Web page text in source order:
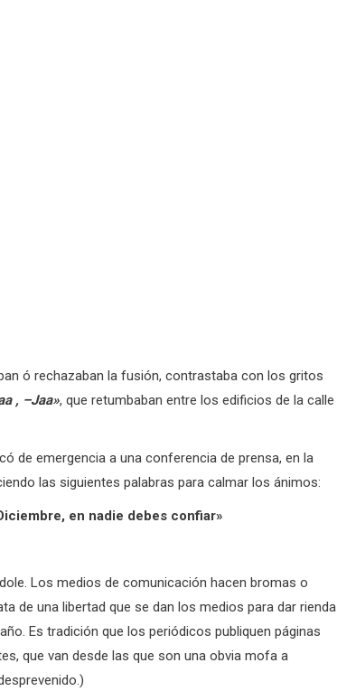
ó rechazaban la fusión, contrastaba con los gritos
, –Jaa», que retumbaban entre los edificios de la calle
de emergencia a una conferencia de prensa, en la
las siguientes palabras para calmar los ánimos:
en nadie debes confiar»
Los medios de comunicación hacen bromas o
de una libertad que se dan los medios para dar rienda
Es tradición que los periódicos publiquen páginas
que van desde las que son una obvia mofa a